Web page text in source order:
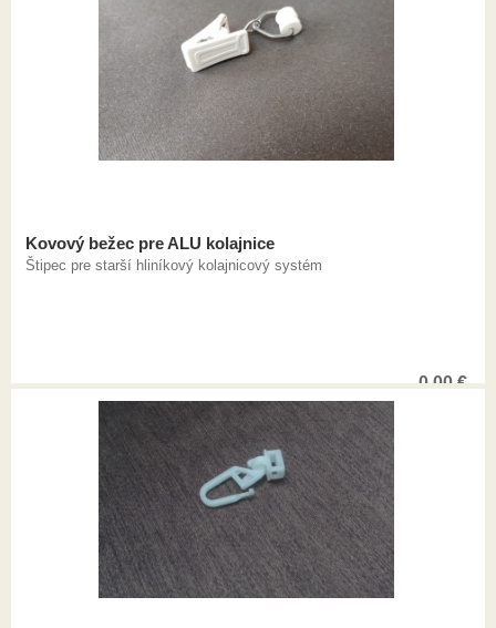
Kovový bežec pre ALU kolajnice
Štipec pre starší hliníkový kolajnicový systém
0,00€